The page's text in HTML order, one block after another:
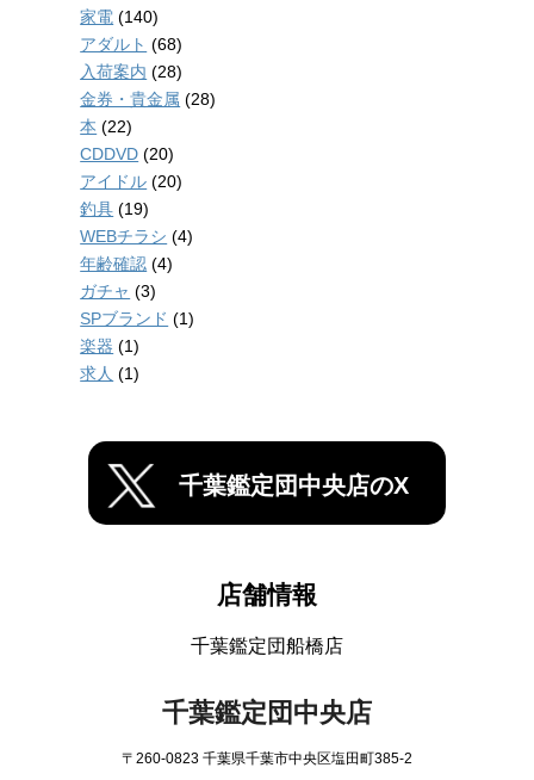
家電 (140)
アダルト (68)
入荷案内 (28)
金券・貴金属 (28)
本 (22)
CDDVD (20)
アイドル (20)
釣具 (19)
WEBチラシ (4)
年齢確認 (4)
ガチャ (3)
SPブランド (1)
楽器 (1)
求人 (1)
千葉鑑定団中央店のX
店舗情報
千葉鑑定団船橋店
千葉鑑定団中央店
〒260-0823 千葉県千葉市中央区塩田町385-2